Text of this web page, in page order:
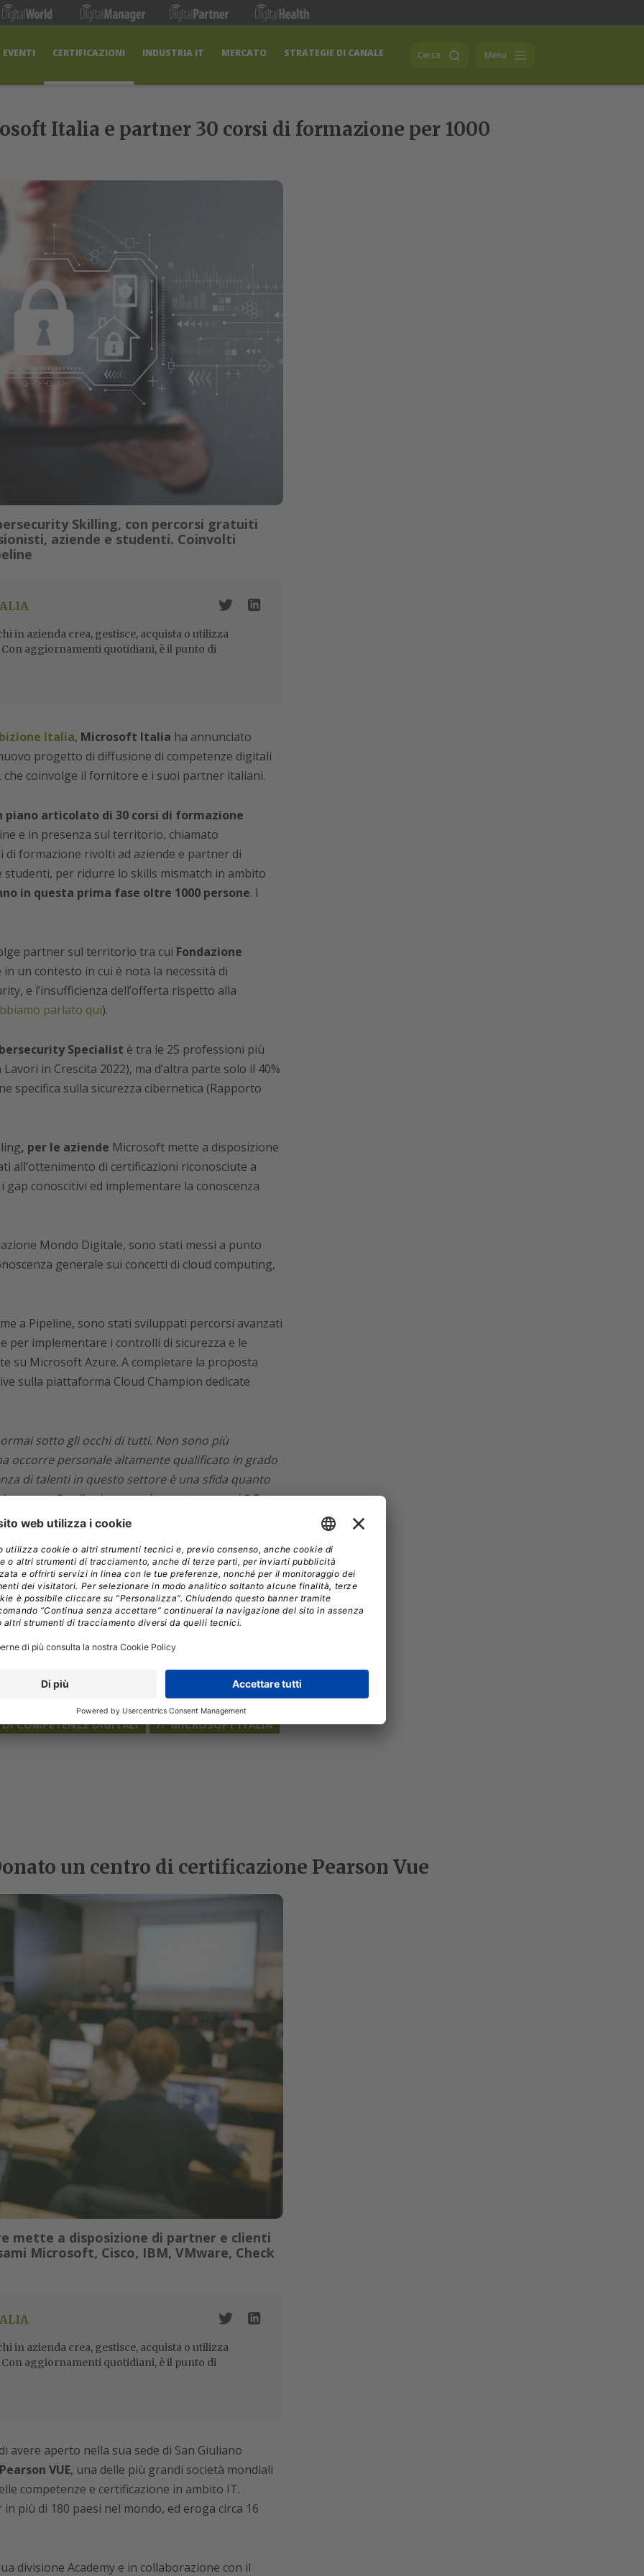
EVENTI CERTIFICAZIONI INDUSTRIA IT MERCATO STRATEGIE DI CANALE Cerca Menu
Italia e partner 30 corsi di formazione per 1000
Skilling, con percorsi gratuiti
aziende e studenti. Coinvolti
in azienda crea, gestisce, acquista o utilizza
aggiornamenti quotidiani, è il punto di
Italia, Microsoft Italia ha annunciato
progetto di diffusione di competenze digitali
coinvolge il fornitore e i suoi partner italiani.
piano articolato di 30 corsi di formazione
e in presenza sul territorio, chiamato
di formazione rivolti ad aziende e partner di
per ridurre lo skills mismatch in ambito
in questa prima fase oltre 1000 persone. I
partner sul territorio tra cui Fondazione
in un contesto in cui è nota la necessità di
e l’insufficienza dell’offerta rispetto alla
parlato qui).
Specialist è tra le 25 professioni più
in Crescita 2022), ma d’altra parte solo il 40%
specifica sulla sicurezza cibernetica (Rapporto
, per le aziende Microsoft mette a disposizione
all’ottenimento di certificazioni riconosciute a
gap conoscitivi ed implementare la conoscenza
Mondo Digitale, sono stati messi a punto
generale sui concetti di cloud computing,
a Pipeline, sono stati sviluppati percorsi avanzati
per implementare i controlli di sicurezza e le
su Microsoft Azure. A completare la proposta
sulla piattaforma Cloud Champion dedicate
sotto gli occhi di tutti. Non sono più
occorre personale altamente qualificato in grado
di talenti in questo settore è una sfida quanto
su 3 nella sicurezza è vacante – quasi 2,5
sul tempo di rilevamento di una violazione
per il Lavoro, a cui presto mi auguro si
Skilling, vogliamo affrontare con
a disposizione di aziende, studenti e
ad affrontare il futuro con i giusti strumenti”,
Delegato di Microsoft Italia.
COMPETENZE DIGITALI MICROSOFT ITALIA
un centro di certificazione Pearson Vue
mette a disposizione di partner e clienti
Microsoft, Cisco, IBM, VMware, Check
in azienda crea, gestisce, acquista o utilizza
aggiornamenti quotidiani, è il punto di
avere aperto nella sua sede di San Giuliano
VUE, una delle più grandi società mondiali
competenze e certificazione in ambito IT.
più di 180 paesi nel mondo, ed eroga circa 16
divisione Academy e in collaborazione con il